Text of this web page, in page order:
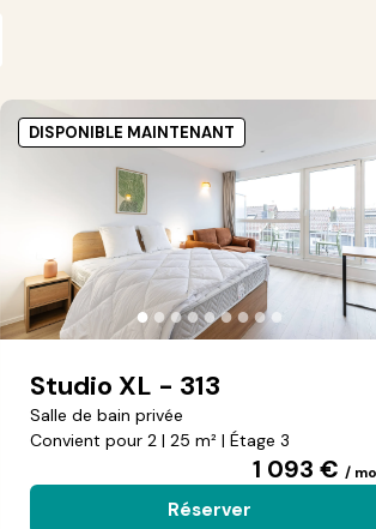
●●●●●●●●●
Studio XL - 313
Salle de bain privée
Convient pour 2 | 25 m² | Étage 3
1 093 € /
Réserver
DISPONIBLE MAINTENANT